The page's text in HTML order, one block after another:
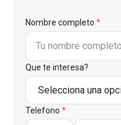
Nombre completo *
Que te interesa?
Telefono *